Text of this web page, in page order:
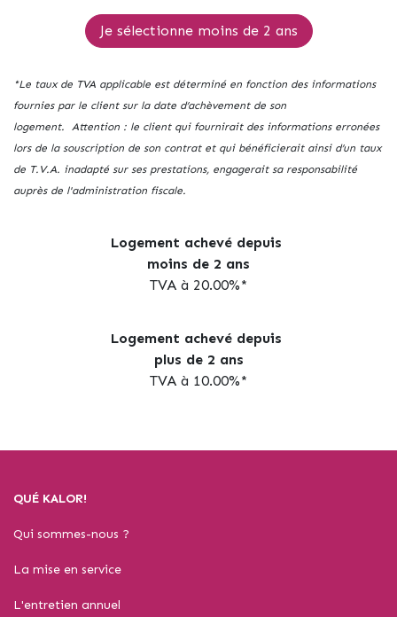
Je sélectionne moins de 2 ans
*Le taux de TVA applicable est déterminé en fonction des informations
fournies par le client sur la date d’achèvement de son
logement. Attention : le client qui fournirait des informations erronées
lors de la souscription de son contrat et qui bénéficierait ainsi d’un taux
de T.V.A. inadapté sur ses prestations, engagerait sa responsabilité
auprès de l'administration fiscale.
Logement achevé depuis
moins de 2 ans
TVA à 20.00%*
Logement achevé depuis
plus de 2 ans
TVA à 10.00%*
QUÉ KALOR!
Qui sommes-nous ?
La mise en service
L'entretien annuel